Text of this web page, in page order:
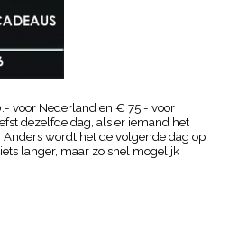
voor Nederland en € 75.- voor
dezelfde dag, als er iemand het
Anders wordt het de volgende dag op
langer, maar zo snel mogelijk